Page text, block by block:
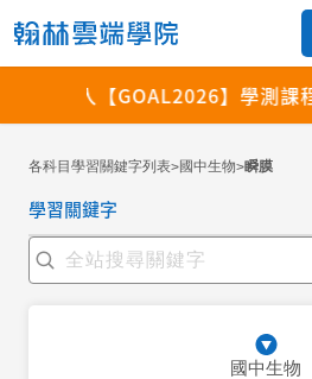
各科目學習關鍵字列表>國中生物>瞬膜
學習關鍵字
國中生物